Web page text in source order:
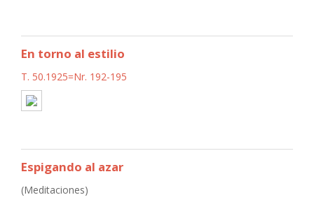
En torno al estilio
T. 50.1925=Nr. 192-195
Espigando al azar
(Meditaciones)